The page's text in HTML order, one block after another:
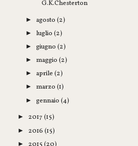
G.K.Chesterton
►agosto(2)
►luglio(2)
►giugno(2)
►maggio(2)
►aprile(2)
►marzo(1)
►gennaio(4)
► 2017 (15)
► 2016 (15)
► 2015 (20)